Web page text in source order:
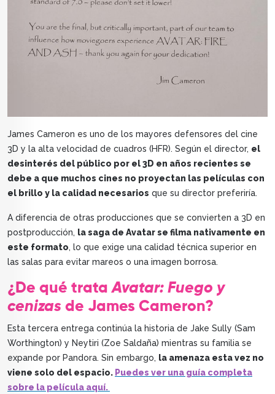
James Cameron es uno de los mayores defensores del cine
3D y la alta velocidad de cuadros (HFR). Según el director, el
desinterés del público por el 3D en años recientes se
debe a que muchos cines no proyectan las películas con
el brillo y la calidad necesarios que su director preferiría.
A diferencia de otras producciones que se convierten a 3D en
postproducción, la saga de Avatar se filma nativamente en
este formato, lo que exige una calidad técnica superior en
las salas para evitar mareos o una imagen borrosa.
¿De qué trataAvatar: Fuego y
cenizas de James Cameron?
Esta tercera entrega continúa la historia de Jake Sully (Sam
Worthington) y Neytiri (Zoe Saldaña) mientras su familia se
expande por Pandora. Sin embargo, la amenaza esta vez no
viene solo del espacio. Puedes ver una guía completa
sobre la película aquí.